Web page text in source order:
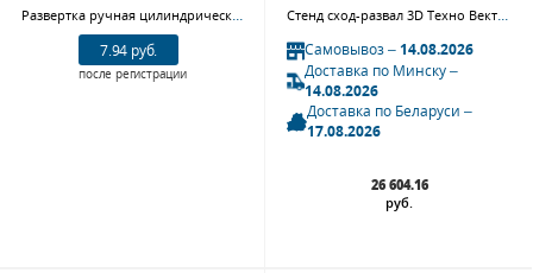
Развертка ручная цилиндрическая GARWIN INDUSTRIAL 130520-9*H7 (9 мм, 9ХС, H7)
7.94 руб.
после регистрации
Стенд сход-развал 3D Техно Вектор 7 T7212T5A
Самовывоз –14.08.2026
Доставка по Минску –
14.08.2026
Доставка по Беларуси –
17.08.2026
26 604.16
руб.